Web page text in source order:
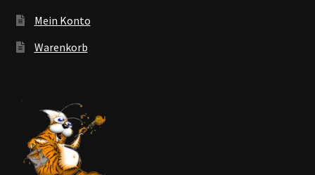
Mein Konto
Warenkorb